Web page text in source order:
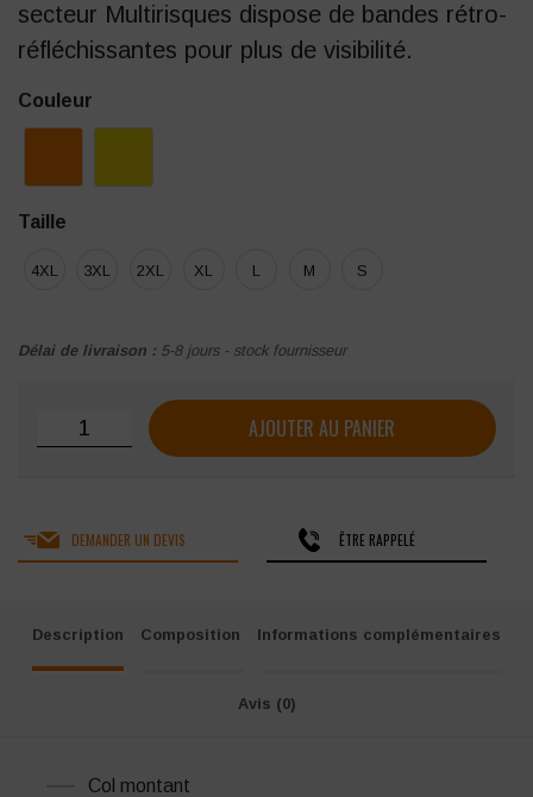
secteur Multirisques dispose de bandes rétro-
réfléchissantes pour plus de visibilité.
Couleur
Taille
4XL 3XL 2XL XL L M S
Délai de livraison : 5-8 jours - stock fournisseur
quantité de Parka CEPOVETT Haute Visibilité
AJOUTER AU PANIER
DEMANDER UN DEVIS ÊTRE RAPPELÉ
Description Composition Informations complémentaires
Avis (0)
Col montant